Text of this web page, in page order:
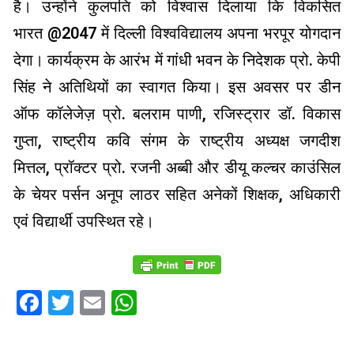
है। उन्होंने कुलपति को विश्वास दिलाया कि विकसित
भारत @2047 में दिल्ली विश्वविद्यालय अपना भरपूर योगदान
देगा। कार्यक्रम के आरंभ में गांधी भवन के निदेशक प्रो. केपी
सिंह ने अतिथियों का स्वागत किया। इस अवसर पर डीन
ऑफ कॉलेजेज़ प्रो. बलराम पाणी, रजिस्ट्रार डॉ. विकास
गुप्ता, राष्ट्रीय कवि संगम के राष्ट्रीय अध्यक्ष जगदीश
मित्तल, प्रॉक्टर प्रो. रजनी अब्बी और डीयू कल्चर काउंसिल
के चेयर पर्सन अनूप लाठर सहित अनेकों शिक्षक, अधिकारी
एवं विद्यार्थी उपस्थित रहे।
Facebook
Twitter
Email